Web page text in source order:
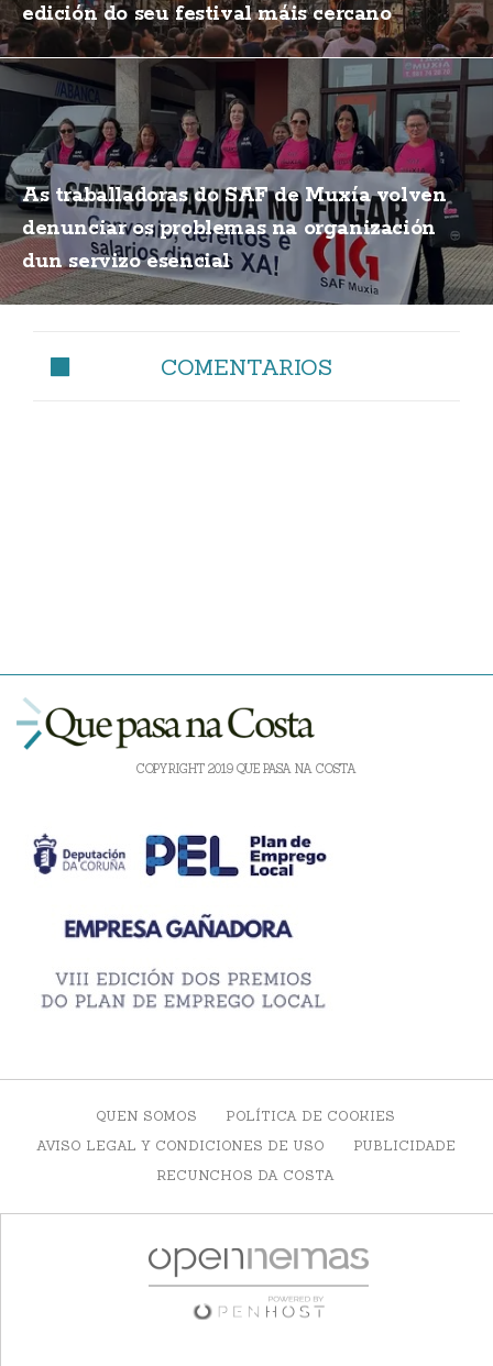
edición do seu festival máis cercano
As traballadoras do SAF de Muxía volven
denunciar os problemas na organización
dun servizo esencial
COMENTARIOS
COPYRIGHT 2019 QUE PASA NA COSTA
QUEN SOMOS
POLÍTICA DE COOKIES
AVISO LEGAL Y CONDICIONES DE USO
PUBLICIDADE
RECUNCHOS DA COSTA